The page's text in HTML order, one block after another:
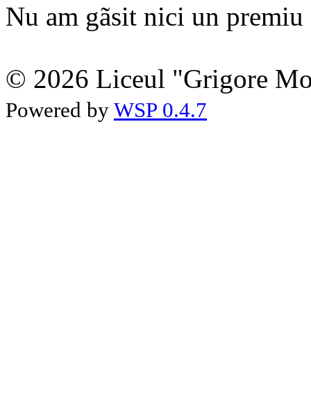
Nu am gãsit nici un premiu
© 2026 Liceul "Grigore
Powered by WSP 0.4.7